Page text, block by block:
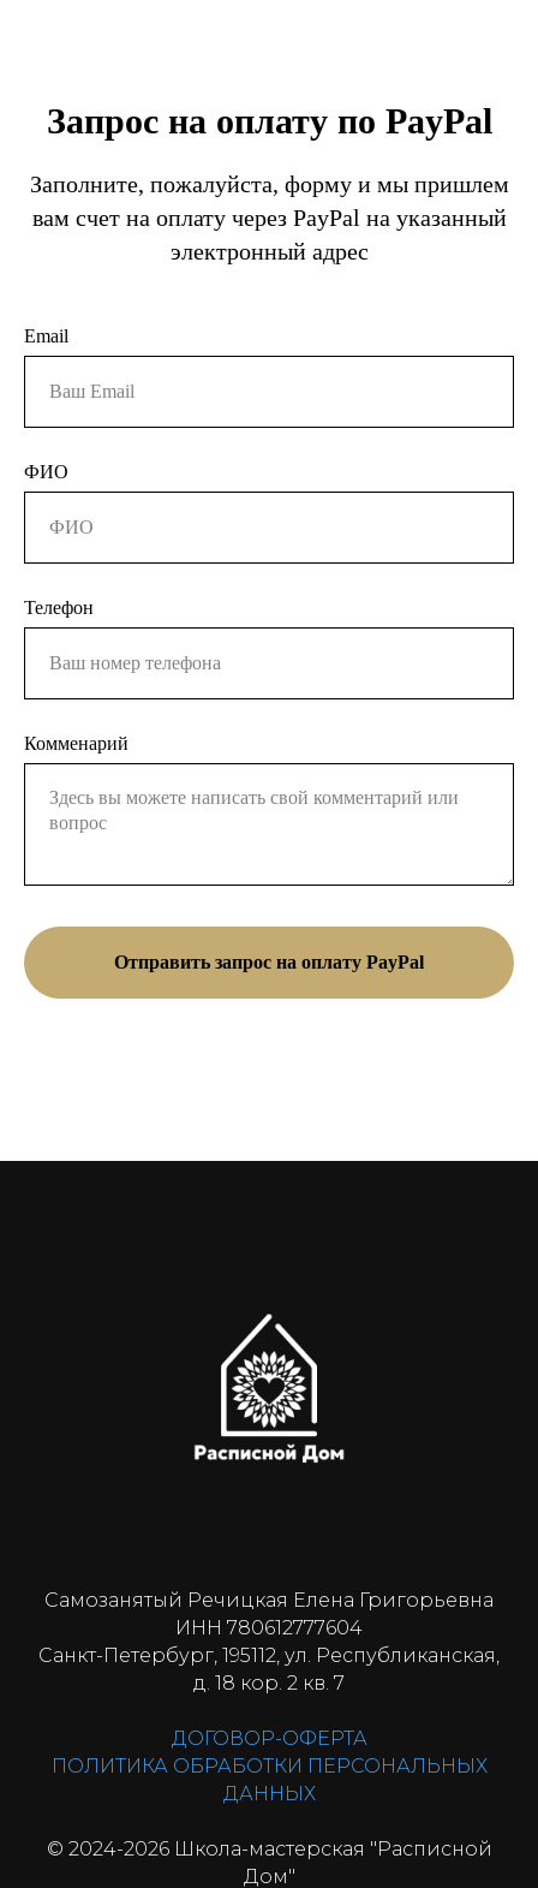
Запрос на оплату по PayPal
Заполните, пожалуйста, форму и мы пришлем
вам счет на оплату через PayPal на указанный
электронный адрес
Email
ФИО
Телефон
Комменарий
Отправить запрос на оплату PayPal
Самозанятый Речицкая Елена Григорьевна
ИНН 780612777604
Санкт-Петербург, 195112, ул. Республиканская,
д. 18 кор. 2 кв. 7
ДОГОВОР-ОФЕРТА
ПОЛИТИКА ОБРАБОТКИ ПЕРСОНАЛЬНЫХ
ДАННЫХ
© 2024-2026 Школа-мастерская "Расписной
Дом"